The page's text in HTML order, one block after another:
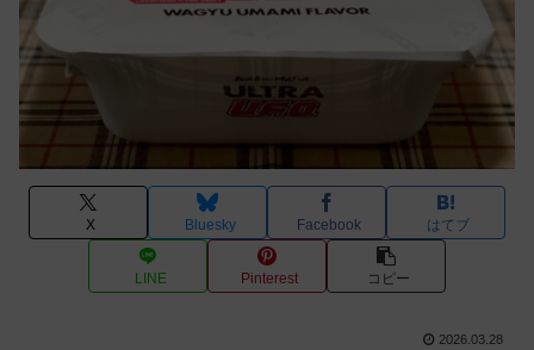
X Bluesky Facebook はてブ
LINE Pinterest コピー
2026.03.28